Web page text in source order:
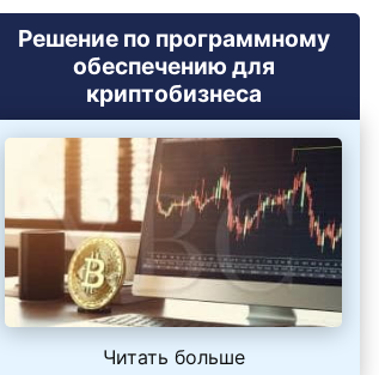
Решение по программному
обеспечению для
криптобизнеса
Читать больше